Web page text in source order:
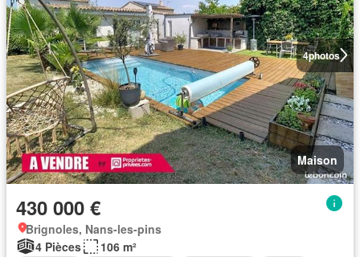
4photos
Maison
430 000 €
Brignoles, Nans-les-pins
4 Pièces
106 m²